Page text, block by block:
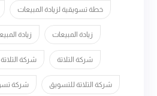
خطة تسويقية لزيادة المبيعات
زيادة المبيعات زيادة
شركة التلاتة شركة
شركة التلاتة للتسويق شركة